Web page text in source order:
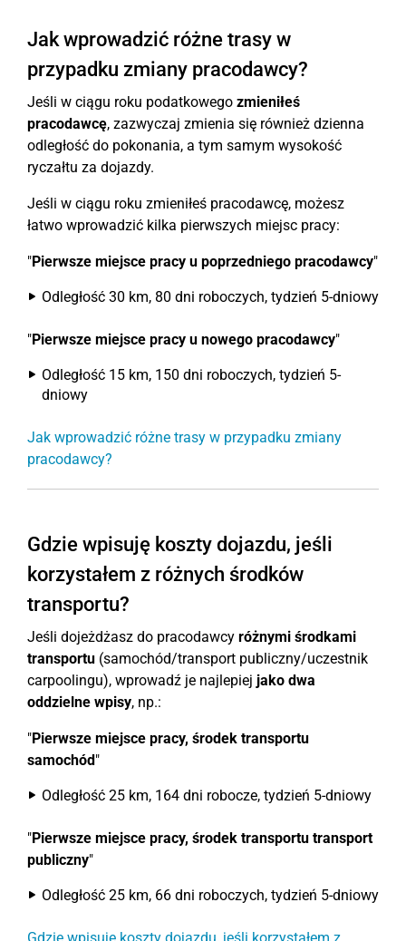
Jak wprowadzić różne trasy w
przypadku zmiany pracodawcy?
Jeśli w ciągu roku podatkowego zmieniłeś
pracodawcę, zazwyczaj zmienia się również dzienna
odległość do pokonania, a tym samym wysokość
ryczałtu za dojazdy.
Jeśli w ciągu roku zmieniłeś pracodawcę, możesz
łatwo wprowadzić kilka pierwszych miejsc pracy:
"Pierwsze miejsce pracy u poprzedniego pracodawcy"
Odległość 30 km, 80 dni roboczych, tydzień 5-dniowy
"Pierwsze miejsce pracy u nowego pracodawcy"
Odległość 15 km, 150 dni roboczych, tydzień 5-
dniowy
Jak wprowadzić różne trasy w przypadku zmiany
pracodawcy?
Gdzie wpisuję koszty dojazdu, jeśli
korzystałem z różnych środków
transportu?
Jeśli dojeżdżasz do pracodawcy różnymi środkami
transportu (samochód/transport publiczny/uczestnik
carpoolingu), wprowadź je najlepiej jako dwa
oddzielne wpisy, np.:
"Pierwsze miejsce pracy, środek transportu
samochód"
Odległość 25 km, 164 dni robocze, tydzień 5-dniowy
"Pierwsze miejsce pracy, środek transportu transport
publiczny"
Odległość 25 km, 66 dni roboczych, tydzień 5-dniowy